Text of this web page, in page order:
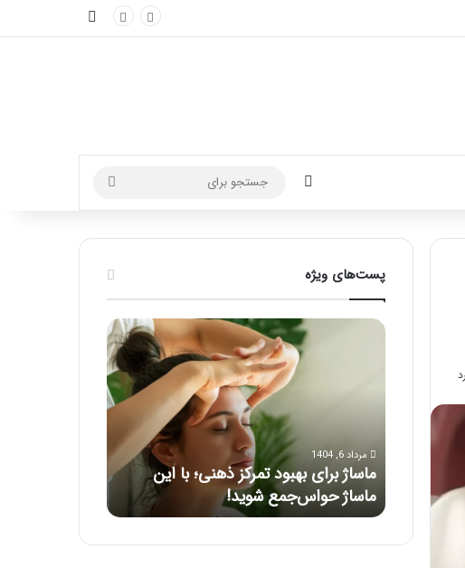
تغییر پوسته
برای
پست‌های ویژه
ماساژ
ماساژ
حواس‌جمع
شوید!
مرداد 6, 1404
ماساژ برای بهبود تمرکز ذهنی؛ با این
ماساژ حواس‌جمع شوید!
کامل
آموزش
ماساژ
لب
تزریق
ژل